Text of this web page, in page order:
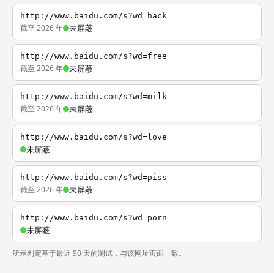
http://www.baidu.com/s?wd=hack
截至 2026 年 未屏蔽
http://www.baidu.com/s?wd=free
截至 2026 年 未屏蔽
http://www.baidu.com/s?wd=milk
截至 2026 年 未屏蔽
http://www.baidu.com/s?wd=love
未屏蔽
http://www.baidu.com/s?wd=piss
截至 2026 年 未屏蔽
http://www.baidu.com/s?wd=porn
未屏蔽
所示判定基于最近 90 天的测试，与该网址页面一致。